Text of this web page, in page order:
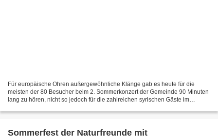
Für europäische Ohren außergewöhnliche Klänge gab es heute für die
meisten der 80 Besucher beim 2. Sommerkonzert der Gemeinde 90 Minuten
lang zu hören, nicht so jedoch für die zahlreichen syrischen Gäste im
Sommerfest der Naturfreunde mit